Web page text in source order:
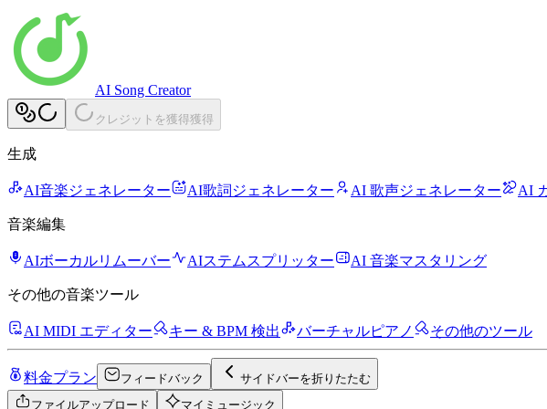
AI Song Creator
クレジットを獲得獲得
生成
AI音楽ジェネレーター AI歌詞ジェネレーター AI 歌声ジェネレーター AI
音楽編集
AIボーカルリムーバー AIステムスプリッター AI 音楽マスタリング
その他の音楽ツール
AI MIDI エディター キー & BPM 検出 バーチャルピアノ その他のツール
料金プラン フィードバック
サイドバーを折りたたむ
ファイルアップロード
マイミュージック